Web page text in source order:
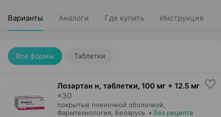
Варианты Аналоги Где купить Инструкция
Все формы Таблетки
Лозартан н, таблетки, 100 мг + 12.5 мг
×30
покрытые пленочной оболочкой,
Фармтехнология , Беларусь • без рецепта